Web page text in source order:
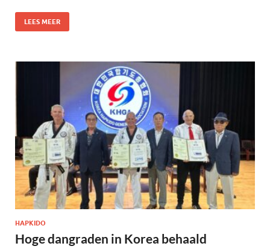
LEES MEER
HAPKIDO
Hoge dangraden in Korea behaald